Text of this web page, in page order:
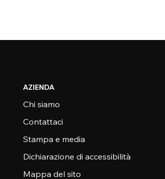
AZIENDA
Chi siamo
Contattaci
Stampa e media
Dichiarazione di accessibilità
Mappa del sito